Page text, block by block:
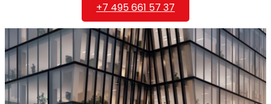
+7 495 661 57 37